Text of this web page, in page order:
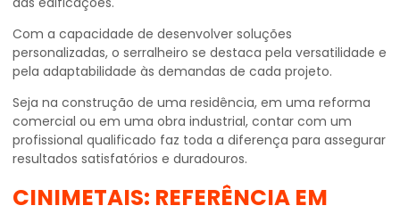
Com a capacidade de desenvolver soluções
personalizadas, o serralheiro se destaca pela versatilidade e
pela adaptabilidade às demandas de cada projeto.
Seja na construção de uma residência, em uma reforma
comercial ou em uma obra industrial, contar com um
profissional qualificado faz toda a diferença para assegurar
resultados satisfatórios e duradouros.
CINIMETAIS: REFERÊNCIA EM